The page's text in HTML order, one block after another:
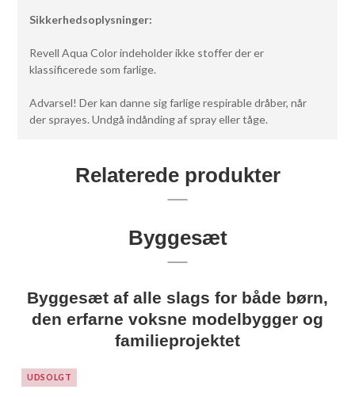
Sikkerhedsoplysninger:
Revell Aqua Color indeholder ikke stoffer der er
klassificerede som farlige.
Advarsel! Der kan danne sig farlige respirable dråber, når
der sprayes. Undgå indånding af spray eller tåge.
Relaterede produkter
Byggesæt
Byggesæt af alle slags for både børn,
den erfarne voksne modelbygger og
familieprojektet
UDSOLGT